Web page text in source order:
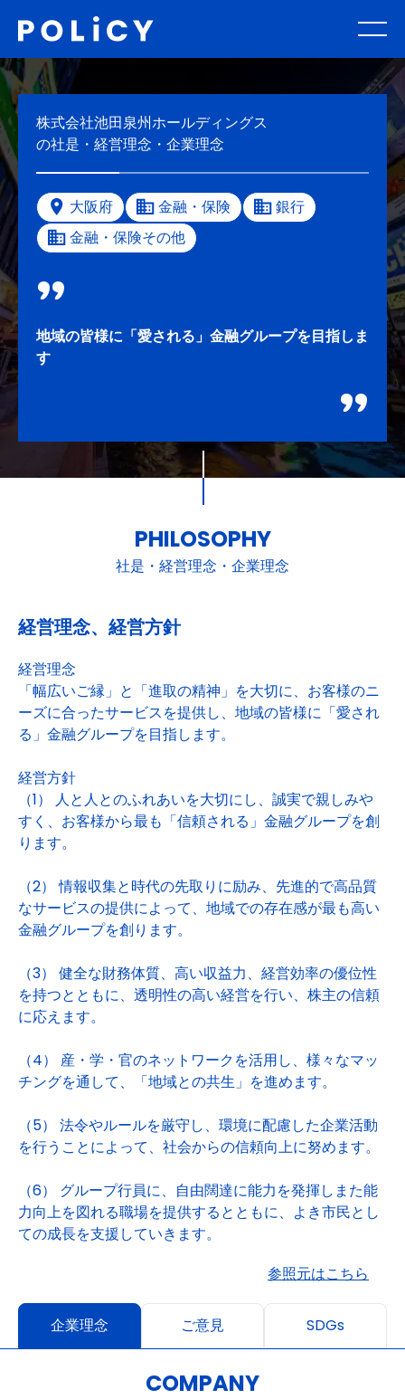
株式会社池田泉州ホールディングス
の社是・経営理念・企業理念
大阪府 金融・保険
銀行
金融・保険その他
地域の皆様に「愛される」金融グループを目指しま
す
PHILOSOPHY
社是・経営理念・企業理念
経営理念、経営方針
経営理念
「幅広いご縁」と「進取の精神」を大切に、お客様のニ
ーズに合ったサービスを提供し、地域の皆様に「愛され
る」金融グループを目指します。
経営方針
（1） 人と人とのふれあいを大切にし、誠実で親しみや
すく、お客様から最も「信頼される」金融グループを創
ります。
（2） 情報収集と時代の先取りに励み、先進的で高品質
なサービスの提供によって、地域での存在感が最も高い
金融グループを創ります。
（3） 健全な財務体質、高い収益力、経営効率の優位性
を持つとともに、透明性の高い経営を行い、株主の信頼
に応えます。
（4） 産・学・官のネットワークを活用し、様々なマッ
チングを通して、「地域との共生」を進めます。
（5） 法令やルールを厳守し、環境に配慮した企業活動
を行うことによって、社会からの信頼向上に努めます。
（6） グループ行員に、自由闊達に能力を発揮しまた能
力向上を図れる職場を提供するとともに、よき市民とし
ての成長を支援していきます。
参照元はこちら
企業理念 ご意見 SDGs
COMPANY